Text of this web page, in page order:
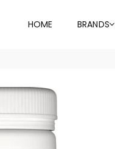
HOME BRANDS